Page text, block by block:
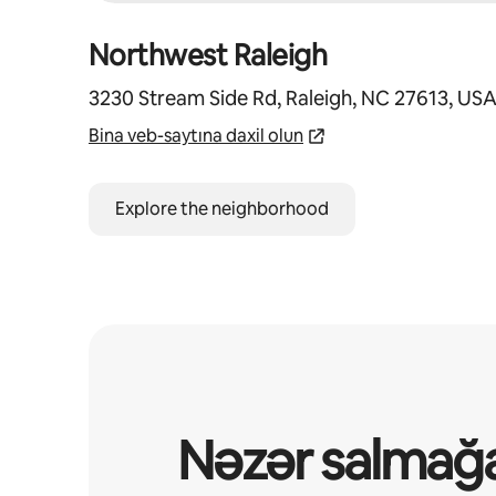
Northwest Raleigh
3230 Stream Side Rd, Raleigh, NC 27613, USA
Bina veb-saytına daxil olun
Explore the neighborhood
Nəzər